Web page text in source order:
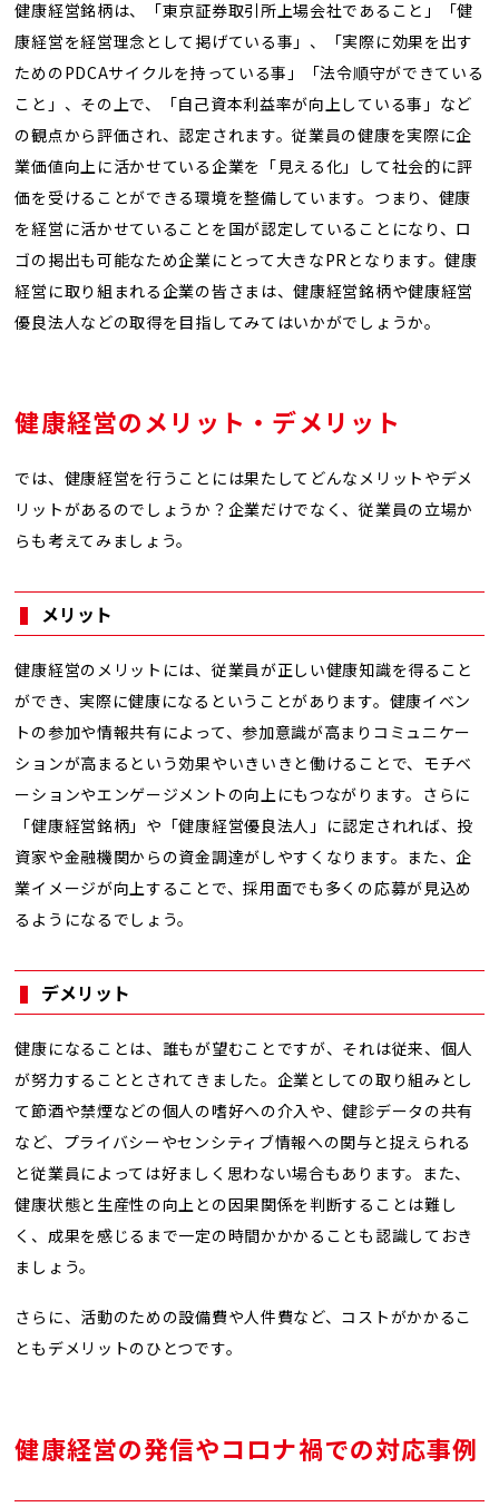
健康経営銘柄は、「東京証券取引所上場会社であること」「健
康経営を経営理念として掲げている事」、「実際に効果を出す
ためのPDCAサイクルを持っている事」「法令順守ができている
こと」、その上で、「自己資本利益率が向上している事」など
の観点から評価され、認定されます。従業員の健康を実際に企
業価値向上に活かせている企業を「見える化」して社会的に評
価を受けることができる環境を整備しています。つまり、健康
を経営に活かせていることを国が認定していることになり、ロ
ゴの掲出も可能なため企業にとって大きなPRとなります。健康
経営に取り組まれる企業の皆さまは、健康経営銘柄や健康経営
優良法人などの取得を目指してみてはいかがでしょうか。
健康経営のメリット・デメリット
では、健康経営を行うことには果たしてどんなメリットやデメ
リットがあるのでしょうか？企業だけでなく、従業員の立場か
らも考えてみましょう。
メリット
健康経営のメリットには、従業員が正しい健康知識を得ること
ができ、実際に健康になるということがあります。健康イベン
トの参加や情報共有によって、参加意識が高まりコミュニケー
ションが高まるという効果やいきいきと働けることで、モチベ
ーションやエンゲージメントの向上にもつながります。さらに
「健康経営銘柄」や「健康経営優良法人」に認定されれば、投
資家や金融機関からの資金調達がしやすくなります。また、企
業イメージが向上することで、採用面でも多くの応募が見込め
るようになるでしょう。
デメリット
健康になることは、誰もが望むことですが、それは従来、個人
が努力することとされてきました。企業としての取り組みとし
て節酒や禁煙などの個人の嗜好への介入や、健診データの共有
など、プライバシーやセンシティブ情報への関与と捉えられる
と従業員によっては好ましく思わない場合もあります。また、
健康状態と生産性の向上との因果関係を判断することは難し
く、成果を感じるまで一定の時間かかかることも認識しておき
ましょう。
さらに、活動のための設備費や人件費など、コストがかかるこ
ともデメリットのひとつです。
健康経営の発信やコロナ禍での対応事例